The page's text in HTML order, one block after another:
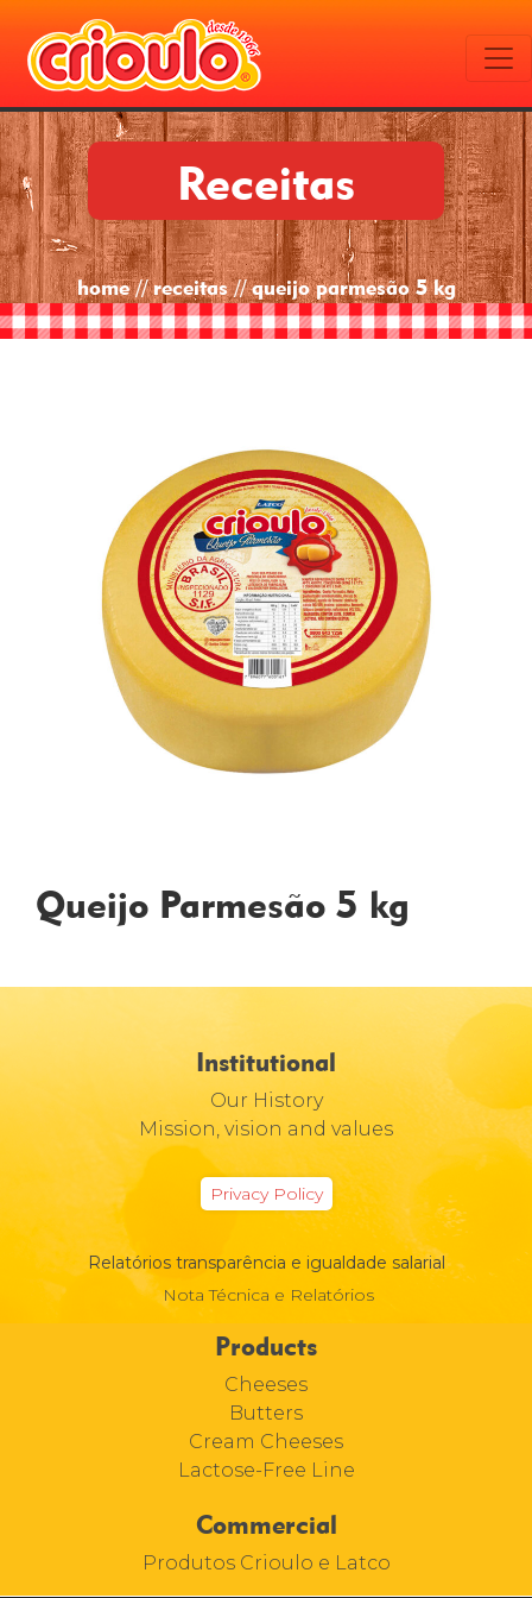
Receitas
home // receitas // queijo parmesão 5 kg
Queijo Parmesão 5 kg
Institutional
Our History
Mission, vision and values
Privacy Policy
Relatórios transparência e igualdade salarial
Nota Técnica e Relatórios
Products
Cheeses
Butters
Cream Cheeses
Lactose-Free Line
Commercial
Produtos Crioulo e Latco